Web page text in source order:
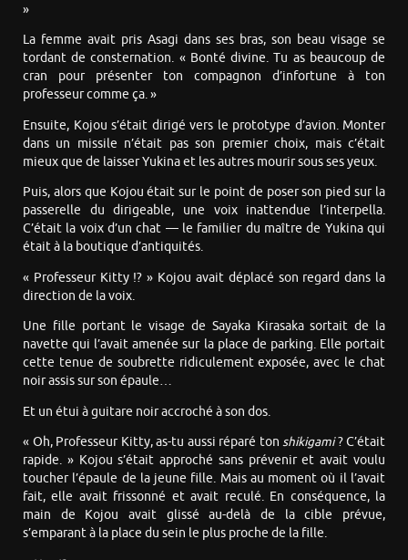
»
La femme avait pris Asagi dans ses bras, son beau visage se
tordant de consternation. « Bonté divine. Tu as beaucoup de
cran pour présenter ton compagnon d’infortune à ton
professeur comme ça. »
Ensuite, Kojou s’était dirigé vers le prototype d’avion. Monter
dans un missile n’était pas son premier choix, mais c’était
mieux que de laisser Yukina et les autres mourir sous ses yeux.
Puis, alors que Kojou était sur le point de poser son pied sur la
passerelle du dirigeable, une voix inattendue l’interpella.
C’était la voix d’un chat — le familier du maître de Yukina qui
était à la boutique d’antiquités.
« Professeur Kitty !? » Kojou avait déplacé son regard dans la
direction de la voix.
Une fille portant le visage de Sayaka Kirasaka sortait de la
navette qui l’avait amenée sur la place de parking. Elle portait
cette tenue de soubrette ridiculement exposée, avec le chat
noir assis sur son épaule…
Et un étui à guitare noir accroché à son dos.
« Oh, Professeur Kitty, as-tu aussi réparé ton shikigami? C’était
rapide. » Kojou s’était approché sans prévenir et avait voulu
toucher l’épaule de la jeune fille. Mais au moment où il l’avait
fait, elle avait frissonné et avait reculé. En conséquence, la
main de Kojou avait glissé au-delà de la cible prévue,
s’emparant à la place du sein le plus proche de la fille.